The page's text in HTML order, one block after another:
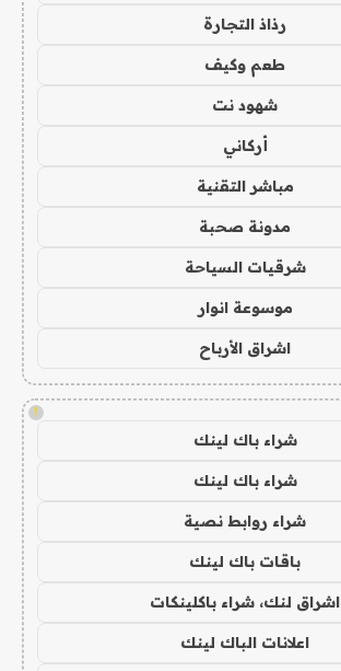
رذاذ التجارة
طعم وكيف
شهود نت
أركاني
مباشر التقنية
مدونة صحبة
شرقيات السياحة
موسوعة انوار
اشراق الأرباح
!
شراء باك لينك
شراء باك لينك
شراء روابط نصية
باقات باك لينك
اشراق لنك، شراء باكلينكات
اعلانات الباك لينك